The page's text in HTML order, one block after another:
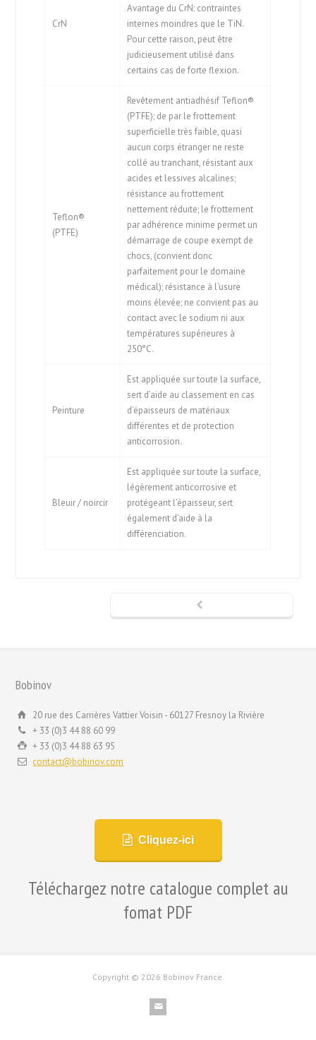
CrN
Avantage du CrN: contraintes
internes moindres que le TiN.
Pour cette raison, peut être
judicieusement utilisé dans
certains cas de forte flexion.
Teflon®
(PTFE)
Revêtement antiadhésif Teflon®
(PTFE); de par le frottement
superficielle très faible, quasi
aucun corps étranger ne reste
collé au tranchant, résistant aux
acides et lessives alcalines;
résistance au frottement
nettement réduite; le frottement
par adhérence minime permet un
démarrage de coupe exempt de
chocs, (convient donc
parfaitement pour le domaine
médical); résistance à l’usure
moins élevée; ne convient pas au
contact avec le sodium ni aux
températures supérieures à
250°C.
Peinture
Est appliquée sur toute la surface,
sert d’aide au classement en cas
d’épaisseurs de matériaux
différentes et de protection
anticorrosion.
Bleuir / noircir
Est appliquée sur toute la surface,
légèrement anticorrosive et
protégeant l’épaisseur, sert
également d’aide à la
différenciation.
Bobinov
20 rue des Carrières Vattier Voisin - 60127 Fresnoy la Rivière
+ 33 (0)3 44 88 60 99
+ 33 (0)3 44 88 63 95
contact@bobinov.com
Cliquez-ici
Téléchargez notre catalogue complet au
fomat PDF
Copyright © 2026 Bobinov France.